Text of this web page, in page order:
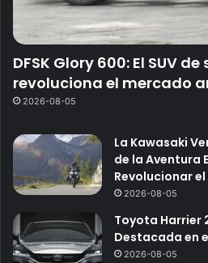
DFSK Glory 600: El SUV
revoluciona el mercado
2026-08-05
La Kawasaki
de la Aventura
Revolucionar
2026-08-05
Toyota Harrier
Destacada en
2026-08-05